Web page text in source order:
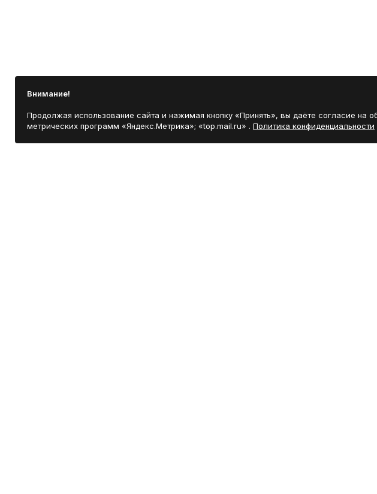
Внимание!
Продолжая использование сайта и нажимая кнопку «Принять», вы даёте согласие на
метрических программ «Яндекс.Метрика»; «top.mail.ru» . Политика конфиденциальности